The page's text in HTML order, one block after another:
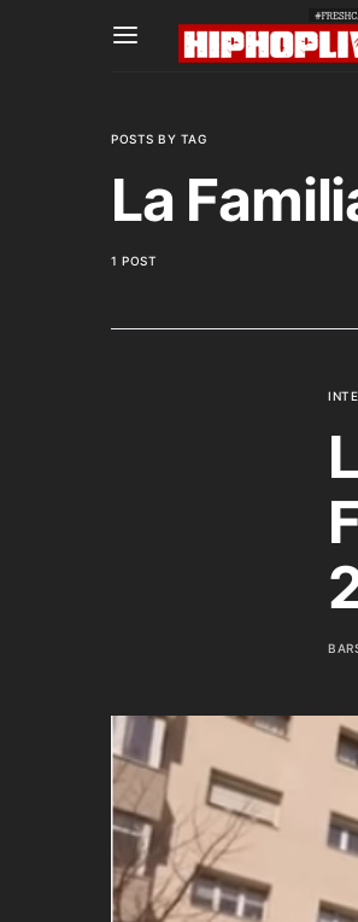
POSTS BY TAG
La
1 POST